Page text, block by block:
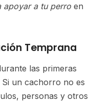
apoyar a tu perro en
Temprana
las primeras
un cachorro no es
personas y otros